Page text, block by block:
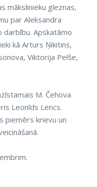
mākslinieku gleznas,
par Aleksandra
darbību. Apskatāmo
kā Arturs Ņikitins,
Viktorija Pelše,
M. Čehova
Leonīds Lencs.
piemērs krievu un